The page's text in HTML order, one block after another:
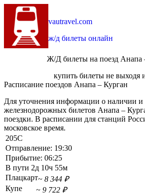
vautravel.com
ж/д билеты онлайн
Ж/Д билеты на поезд Анапа
купить билеты не выходя
Расписание поездов Анапа – Курган
Для уточнения информации о наличии и
железнодорожных билетов Анапа –
поездки. В расписании для станций
московское время.
205С
Отправление: 19:30
Прибытие: 06:25
В пути 2д 10ч 55м
Плацкарт~ 8 344 ₽
Купе
~ 9 722 ₽